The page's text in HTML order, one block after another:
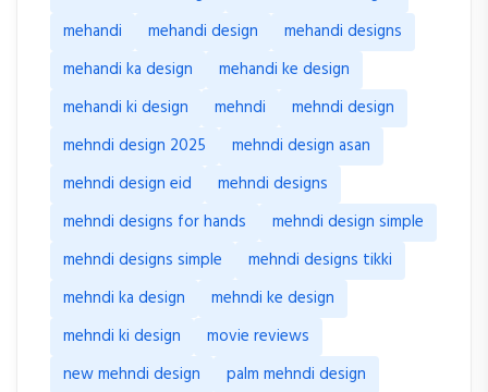
mehandi
mehandi design
mehandi designs
mehandi ka design
mehandi ke design
mehandi ki design
mehndi
mehndi design
mehndi design 2025
mehndi design asan
mehndi design eid
mehndi designs
mehndi designs for hands
mehndi design simple
mehndi designs simple
mehndi designs tikki
mehndi ka design
mehndi ke design
mehndi ki design
movie reviews
new mehndi design
palm mehndi design